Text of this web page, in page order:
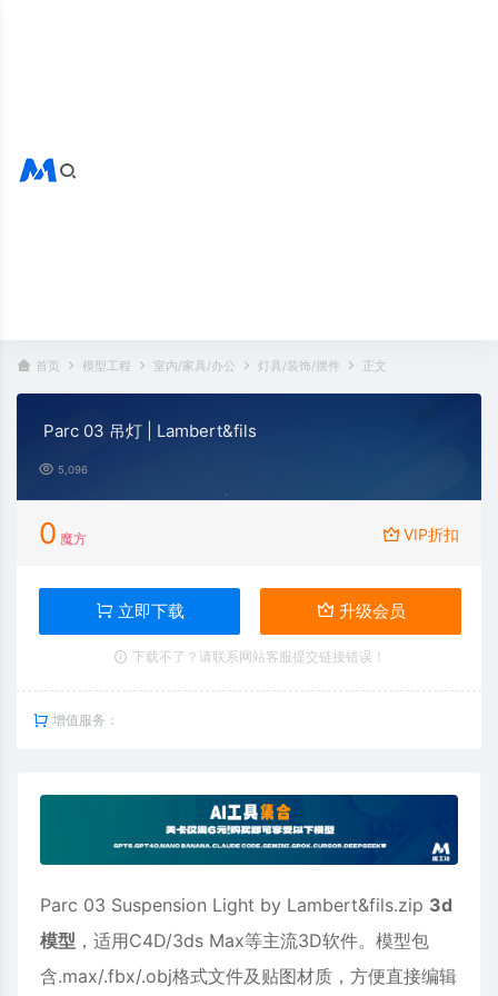
首页 模型工程 室内/家具/办公 灯具/装饰/摆件 正文
Parc 03 吊灯 | Lambert&fils
5,096
0 魔方 VIP折扣
立即下载 升级会员
下载不了？请联系网站客服提交链接错误！
增值服务：
Parc 03 Suspension Light by Lambert&fils.zip 3d
模型 ，适用C4D/3ds Max等主流3D软件。模型包
含.max/.fbx/.obj格式文件及贴图材质，方便直接编辑